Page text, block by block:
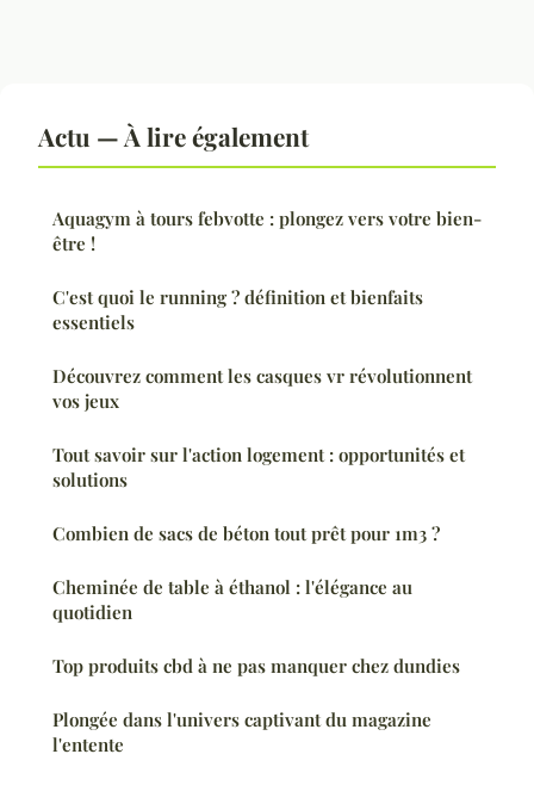
Actu — À lire également
Aquagym à tours febvotte : plongez vers votre bien-
être !
C'est quoi le running ? définition et bienfaits
essentiels
Découvrez comment les casques vr révolutionnent
vos jeux
Tout savoir sur l'action logement : opportunités et
solutions
Combien de sacs de béton tout prêt pour 1m3 ?
Cheminée de table à éthanol : l'élégance au
quotidien
Top produits cbd à ne pas manquer chez dundies
Plongée dans l'univers captivant du magazine
l'entente